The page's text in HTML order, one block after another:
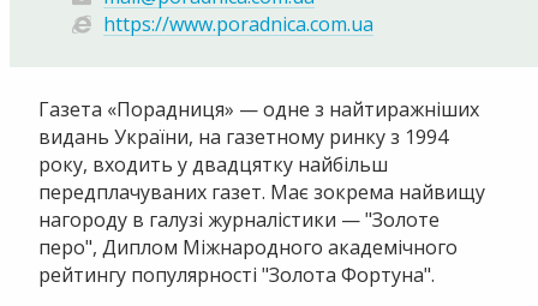
https://www.poradnica.com.ua
Газета «Порадниця» — одне з найтиражніших
видань України, на газетному ринку з 1994
року, входить у двадцятку найбільш
передплачуваних газет. Має зокрема найвищу
нагороду в галузі журналістики — "Золоте
перо", Диплом Міжнародного академічного
рейтингу популярності "Золота Фортуна".